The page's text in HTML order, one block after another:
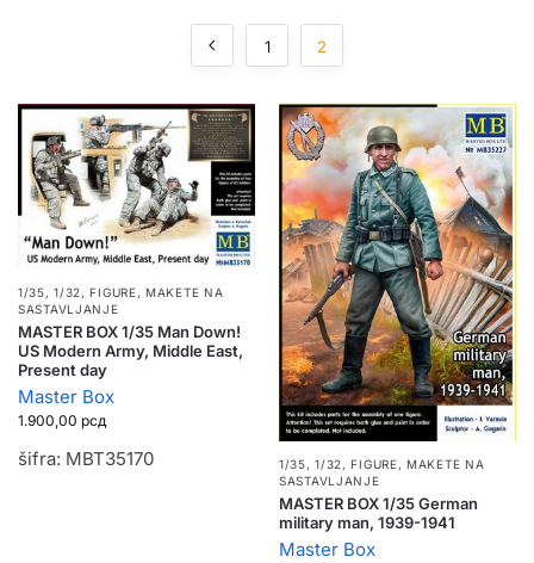
1 2
1/35, 1/32, FIGURE, MAKETE NA
SASTAVLJANJE
MASTER BOX 1/35 Man Down!
US Modern Army, Middle East,
Present day
Master Box
1.900,00 рсд
šifra: MBT35170 1/35, 1/32, FIGURE, MAKETE NA
SASTAVLJANJE
MASTER BOX 1/35 German
military man, 1939-1941
Master Box